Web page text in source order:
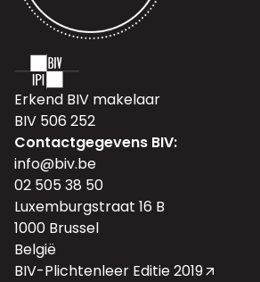
Erkend BIV makelaar
BIV 506 252
Contactgegevens BIV:
info@biv.be
02 505 38 50
Luxemburgstraat 16 B
1000 Brussel
België
BIV-Plichtenleer Editie 2019